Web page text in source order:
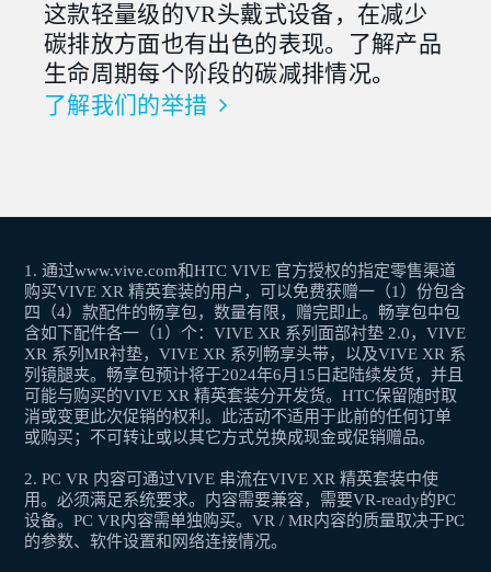
这款轻量级的VR头戴式设备，在减少
碳排放方面也有出色的表现。了解产品
生命周期每个阶段的碳减排情况。
了解我们的举措
1. 通过www.vive.com和HTC VIVE 官方授权的指定零售渠道
购买VIVE XR 精英套装的用户，可以免费获赠一（1）份包含
四（4）款配件的畅享包，数量有限，赠完即止。畅享包中包
含如下配件各一（1）个：VIVE XR 系列面部衬垫 2.0，VIVE
XR 系列MR衬垫，VIVE XR 系列畅享头带，以及VIVE XR 系
列镜腿夹。畅享包预计将于2024年6月15日起陆续发货，并且
可能与购买的VIVE XR 精英套装分开发货。HTC保留随时取
消或变更此次促销的权利。此活动不适用于此前的任何订单
或购买；不可转让或以其它方式兑换成现金或促销赠品。
2. PC VR 内容可通过VIVE 串流在VIVE XR 精英套装中使
用。必须满足系统要求。内容需要兼容，需要VR-ready的PC
设备。PC VR内容需单独购买。VR / MR内容的质量取决于PC
的参数、软件设置和网络连接情况。